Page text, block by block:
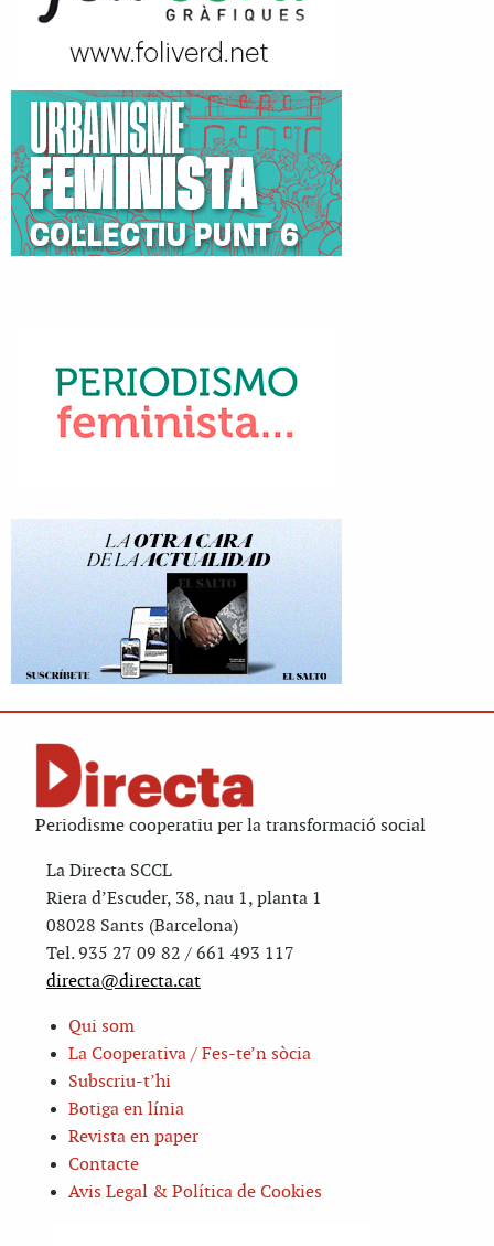
Periodisme cooperatiu per la transformació social
La Directa SCCL
Riera d’Escuder, 38, nau 1, planta 1
08028 Sants (Barcelona)
Tel. 935 27 09 82 / 661 493 117
directa@directa.cat
Qui som
La Cooperativa / Fes-te’n sòcia
Subscriu-t’hi
Botiga en línia
Revista en paper
Contacte
Avis Legal & Política de Cookies